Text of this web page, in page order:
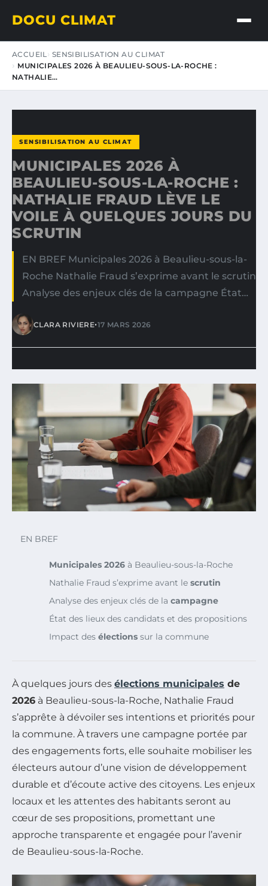
DOCU CLIMAT
ACCUEIL SENSIBILISATION AU CLIMAT
MUNICIPALES 2026 À BEAULIEU-SOUS-LA-ROCHE :
NATHALIE…
SENSIBILISATION AU CLIMAT
MUNICIPALES 2026 À
BEAULIEU-SOUS-LA-ROCHE :
NATHALIE FRAUD LÈVE LE
VOILE À QUELQUES JOURS DU
SCRUTIN
EN BREF Municipales 2026 à Beaulieu-sous-la-
Roche Nathalie Fraud s’exprime avant le scrutin
Analyse des enjeux clés de la campagne État…
CLARA RIVIERE•17 MARS 2026
EN BREF
Municipales 2026 à Beaulieu-sous-la-Roche
Nathalie Fraud s’exprime avant le scrutin
Analyse des enjeux clés de la campagne
État des lieux des candidats et des propositions
Impact des élections sur la commune
À quelques jours des élections municipales de
2026 à Beaulieu-sous-la-Roche, Nathalie Fraud
s’apprête à dévoiler ses intentions et priorités pour
la commune. À travers une campagne portée par
des engagements forts, elle souhaite mobiliser les
électeurs autour d’une vision de développement
durable et d’écoute active des citoyens. Les enjeux
locaux et les attentes des habitants seront au
cœur de ses propositions, promettant une
approche transparente et engagée pour l’avenir
de Beaulieu-sous-la-Roche.